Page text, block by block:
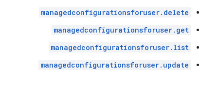
managedconfigurationsforuser.delete
managedconfigurationsforuser.get
managedconfigurationsforuser.list
managedconfigurationsforuser.update